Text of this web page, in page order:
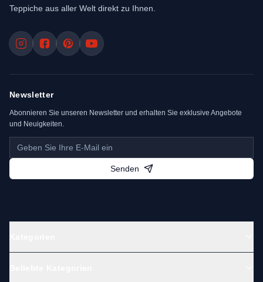
Teppiche aus aller Welt direkt zu Ihnen.
Newsletter
Abonnieren Sie unseren Newsletter und erhalten Sie exklusive Angebote
und Neuigkeiten.
Senden